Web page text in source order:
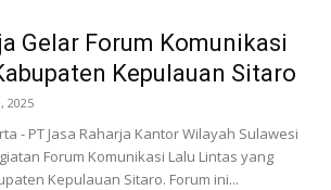
Gelar Forum Komunikasi
Kepulauan Sitaro
2025
- PT Jasa Raharja Kantor Wilayah Sulawesi
Forum Komunikasi Lalu Lintas yang
Kepulauan Sitaro. Forum ini...